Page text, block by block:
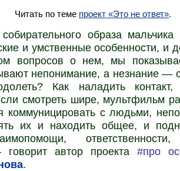
Читать по теме проект «Это не ответ».
образа
и умственные особенности, и
вопросов о нем, мы
непонимание, а незнание —
Как наладить контакт,
смотреть шире, мультфильм
коммуницировать с людьми,
их и находить общее, и
автор проекта #про
.